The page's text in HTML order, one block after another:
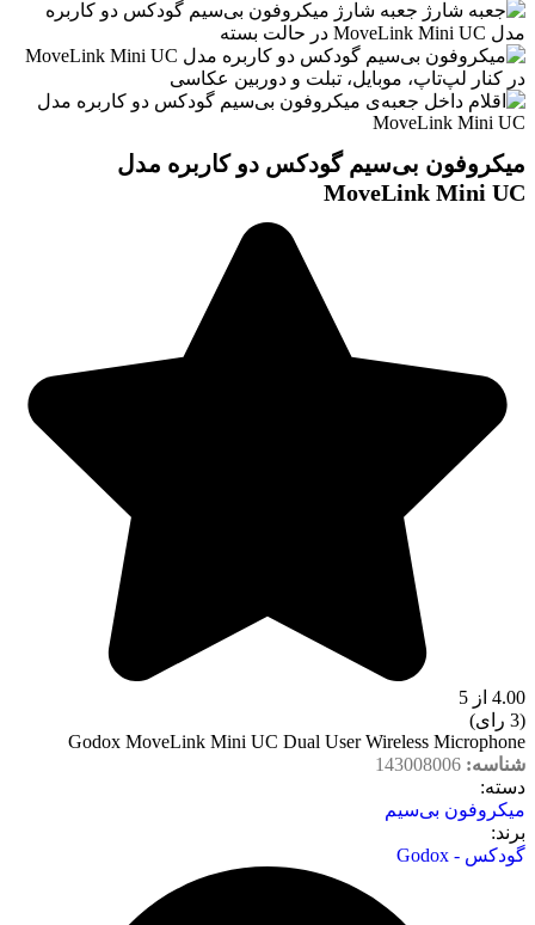
میکروفون بی‌سیم گودکس دو کاربره مدل
MoveLink Mini UC
4.00 از 5
(3 رای)
Godox MoveLink Mini UC Dual User Wireless Microphone
شناسه: 143008006
دسته‌:
میکروفون بی‌سیم
برند:
گودکس - Godox